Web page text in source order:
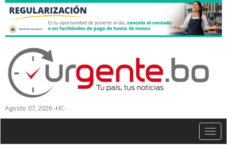
Agosto 07, 2026 -HC-